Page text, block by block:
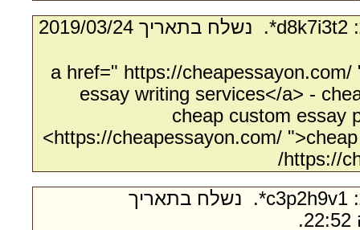
- מאת:‏ d8k7i3t2*. ‏ נשלח בתאריך ‏24/‏03/‏2019
<a href=" https://
essay writing services</a> -
cheap custom essay
https://cheapessayon.com/ ">cheap
https://
- מאת:‏ c3p2h9v1*. ‏ נשלח בתאריך